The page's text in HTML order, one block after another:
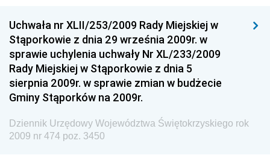
Dziennik Urzędowy Ministra Sportu
Dziennik Urzędowy Ministra Funduszy i Polityki
Regionalnej
Dziennik Urzędowy Ministra Aktywów Państwowych
Dziennik Urzędowy Ministra Zdrowia
Dziennik Urzędowy Ministra Środowiska i Głównego
Inspektora Ochrony Środowiska
Uchwała nr XLII/253/2009 Rady Miejskiej w
Stąporkowie z dnia 29 września 2009r. w
sprawie uchylenia uchwały Nr XL/233/2009
Rady Miejskiej w Stąporkowie z dnia 5
sierpnia 2009r. w sprawie zmian w budżecie
Gminy Stąporków na 2009r.
Dziennik Urzędowy Województwa Świętokrzyskiego rok
2009 nr 474 poz. 3450